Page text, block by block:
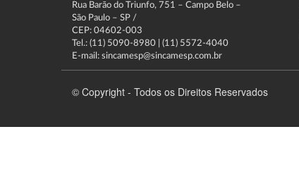
Rua Barão do Triunfo, 751 – Campo Belo –
São Paulo – SP /
CEP: 04602-003
Tel.: (11) 5090-8980 | (11) 5572-4040
E-mail: sincamesp@sincamesp.com.br
© Copyright - Todos os Direitos Reservados